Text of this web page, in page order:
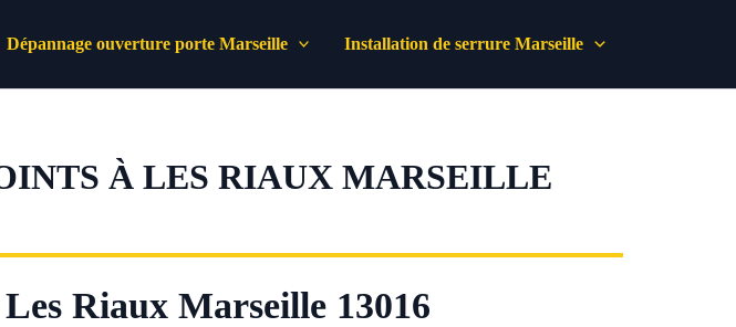
Dépannage ouverture porte Marseille Installation de serrure Marseille
À LES RIAUX MARSEILLE
Riaux Marseille 13016